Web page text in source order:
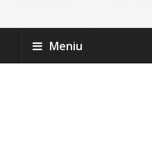
Meniu